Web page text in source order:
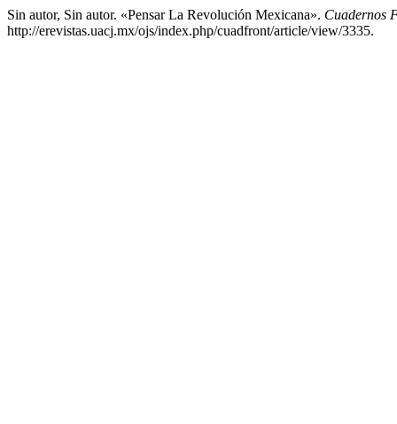
Sin autor, Sin autor. «Pensar La Revolución Mexicana». Cuadernos
http://erevistas.uacj.mx/ojs/index.php/cuadfront/article/view/3335.